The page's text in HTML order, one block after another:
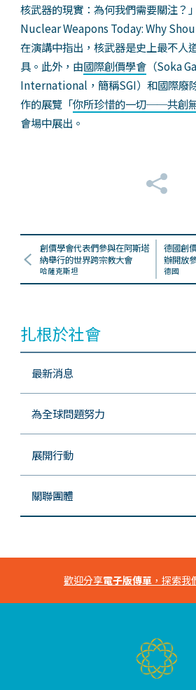
核武器的現實：為何我們需要關注？
Nuclear Weapons Today: Why
在演講中指出，核武器是史上最不人
具。此外，由國際創價學會（Soka
International，簡稱SGI）和國際廢
作的展覽「你所珍惜的一切──共創
會場中展出。
創價學會代表們參與在阿斯塔
納舉行的世界跨宗教大會
哈薩克斯坦
德國創
辦開放
德國
扎根於社會
最新消息
為全球問題努力
展開行動
關聯團體
歡迎分享電子版傳單 ，探索我